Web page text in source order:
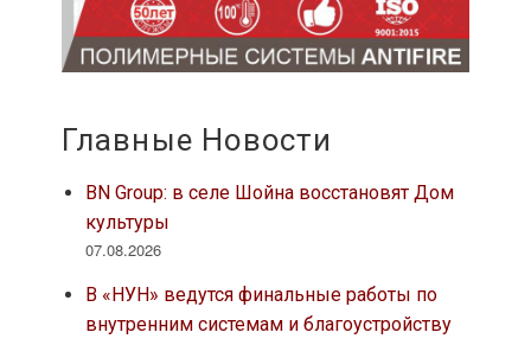
Главные Новости
BN Group: в селе Шойна восстановят Дом
культуры
07.08.2026
В «НУН» ведутся финальные работы по
внутренним системам и благоустройству